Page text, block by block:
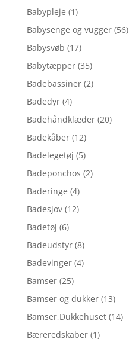
Babypleje (1)
Babysenge og vugger (56)
Babysvøb (17)
Babytæpper (35)
Badebassiner (2)
Badedyr (4)
Badehåndklæder (20)
Badekåber (12)
Badelegetøj (5)
Badeponchos (2)
Baderinge (4)
Badesjov (12)
Badetøj (6)
Badeudstyr (8)
Badevinger (4)
Bamser (25)
Bamser og dukker (13)
Bamser,Dukkehuset (14)
Bæreredskaber (1)